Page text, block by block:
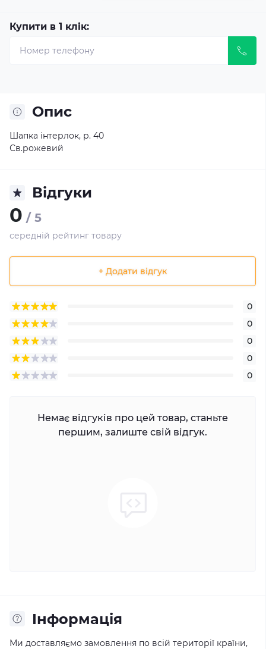
Купити в 1 клік:
Опис
Шапка інтерлок, р. 40
Св.рожевий
Відгуки
0 / 5
середній рейтинг товару
+ Додати відгук
0
0
0
0
0
Немає відгуків про цей товар, станьте
першим, залиште свій відгук.
Iнформація
Ми доставляємо замовлення по всій території країни,